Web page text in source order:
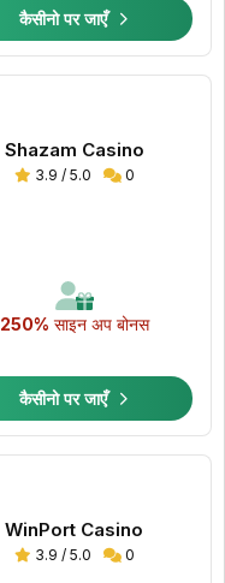
कैसीनो पर जाएँ
Shazam Casino
3.9 / 5.0 0
250% साइन अप बोनस
कैसीनो पर जाएँ
WinPort Casino
3.9 / 5.0 0